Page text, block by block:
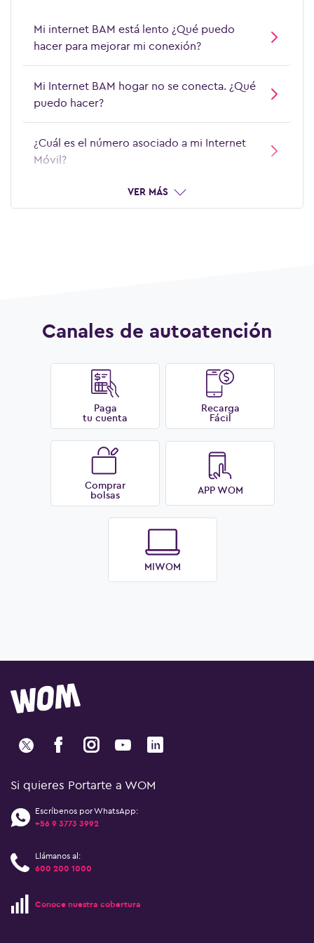
¿Cómo instalar mi modem Hogar 4G ZTE?
¿Cómo instalar mi modem móvil 4G
Alcatel?
¿Cómo instalar mi modem móvil 4G ZTE
inalámbrico?
mi modem hogar 4G Huawei?
Mi internet BAM está lento ¿Qué puedo
hacer para mejorar mi conexión?
Mi Internet BAM hogar no se conecta. ¿Qué
puedo hacer?
¿Cuál es el número asociado a mi Internet
Móvil?
VER MÁS
Canales de autoatención
Paga
tu cuenta
Recarga
Fácil
Comprar
bolsas APP WOM
MIWOM
Si quieres Portarte a WOM
Escríbenos por WhatsApp:
+56 9 3773 3992
Llámanos al:
600 200 1000
Conoce nuestra cobertura